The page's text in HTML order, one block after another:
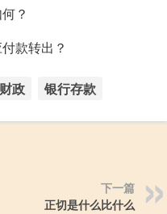
？
款转出？
财政 银行存款
下一篇
正切是什么比什么